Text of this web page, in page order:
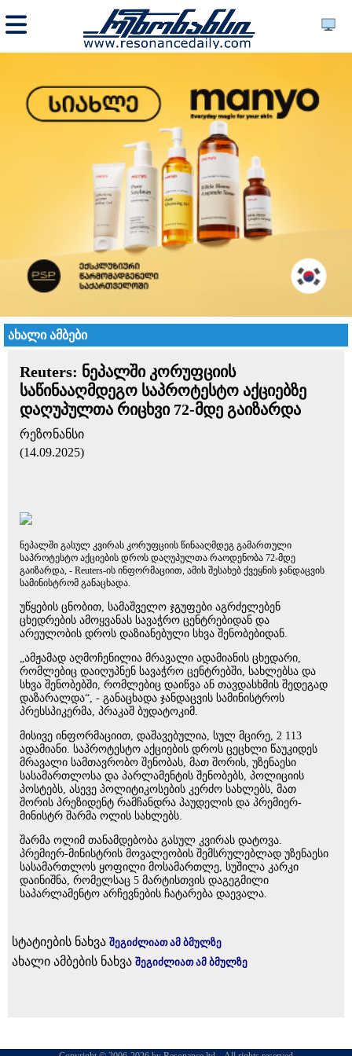
ახალი ამბები
Reuters: ნეპალში კორუფციის
საწინააღმდეგო საპროტესტო აქციებზე
დაღუპულთა რიცხვი 72-მდე გაიზარდა
რეზონანსი
(14.09.2025)
ნეპალში გასულ კვირას კორუფციის წინააღმდეგ გამართული
საპროტესტო აქციების დროს დაღუპულთა რაოდენობა 72-მდე
გაიზარდა, - Reuters-ის ინფორმაციით, ამის შესახებ ქვეყნის ჯანდაცვის
სამინისტრომ განაცხადა.
უწყების ცნობით, სამაშველო ჯგუფები აგრძელებენ
ცხედრების ამოყვანას სავაჭრო ცენტრებიდან და
არეულობის დროს დაზიანებული სხვა შენობებიდან.
„ამჟამად აღმოჩენილია მრავალი ადამიანის ცხედარი,
რომლებიც დაიღუპნენ სავაჭრო ცენტრებში, სახლებსა და
სხვა შენობებში, რომლებიც დაიწვა ან თავდასხმის შედეგად
დაზარალდა“, - განაცხადა ჯანდაცვის სამინისტროს
პრესსპიკერმა, პრაკაშ ბუდატოკიმ.
მისივე ინფორმაციით, დაშავებულია, სულ მცირე, 2 113
ადამიანი. საპროტესტო აქციების დროს ცეცხლი წაუკიდეს
მრავალი სამთავრობო შენობას, მათ შორის, უზენაესი
სასამართლოსა და პარლამენტის შენობებს, პოლიციის
პოსტებს, ასევე პოლიტიკოსების კერძო სახლებს, მათ
შორის პრეზიდენტ რამჩანდრა პაუდელის და პრემიერ-
მინისტრ შარმა ოლის სახლებს.
შარმა ოლიმ თანამდებობა გასულ კვირას დატოვა.
პრემიერ-მინისტრის მოვალეობის შემსრულებლად უზენაესი
სასამართლოს ყოფილი მოსამართლე, სუშილა კარკი
დაინიშნა, რომელსაც 5 მარტისთვის დაგეგმილი
საპარლამენტო არჩევნების ჩატარება დაევალა.
სტატიების ნახვა შეგიძლიათ ამ ბმულზე
ახალი ამბების ნახვა შეგიძლიათ ამ ბმულზე